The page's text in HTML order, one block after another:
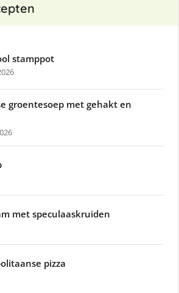
stamppot
groentesoep met gehakt en
met speculaaskruiden
pizza